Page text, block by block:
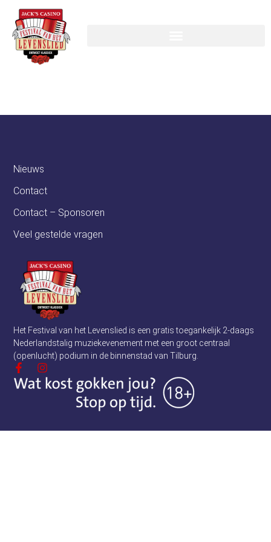
Het Festival van het Levenslied is een gratis toegankelijk 2-daags
Nederlandstalig muziekevenement met een groot centraal
(openlucht) podium in de binnenstad van Tilburg.
Nieuws
Contact
Contact – Sponsoren
Veel gestelde vragen